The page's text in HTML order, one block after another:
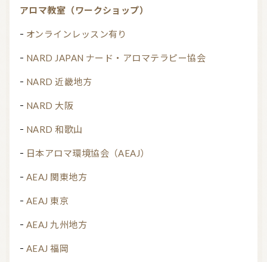
アロマ教室（ワークショップ）
オンラインレッスン有り
NARD JAPAN ナード・アロマテラピー協会
NARD 近畿地方
NARD 大阪
NARD 和歌山
日本アロマ環境協会（AEAJ）
AEAJ 関東地方
AEAJ 東京
AEAJ 九州地方
AEAJ 福岡